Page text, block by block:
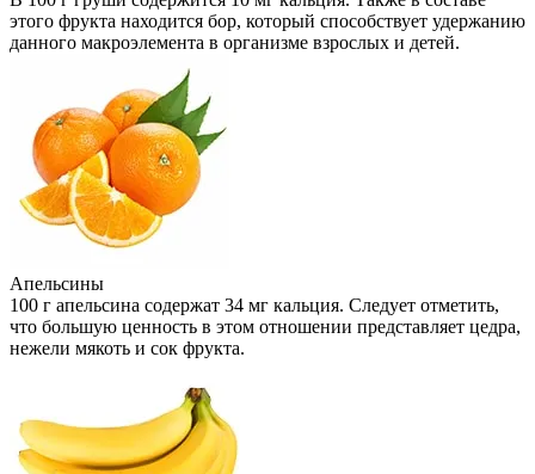
этого фрукта находится бор, который способствует удержанию
данного макроэлемента в организме взрослых и детей.
Апельсины
100 г апельсина содержат 34 мг кальция. Следует отметить,
что большую ценность в этом отношении представляет цедра,
нежели мякоть и сок фрукта.